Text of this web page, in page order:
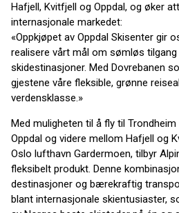
Hafjell, Kvitfjell og Oppdal, og øker
internasjonale markedet:
«Oppkjøpet av Oppdal Skisenter gir
realisere vårt mål om sømløs tilgang
skidestinasjoner. Med Dovrebanen
gjestene våre fleksible, grønne
verdensklasse.»
Med muligheten til å fly til
Oppdal og videre mellom Hafjell og
Oslo lufthavn Gardermoen, tilbyr
fleksibelt produkt. Denne
destinasjoner og bærekraftig
blant internasjonale skientusiaster,